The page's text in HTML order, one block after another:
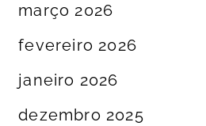
março 2026
fevereiro 2026
janeiro 2026
dezembro 2025